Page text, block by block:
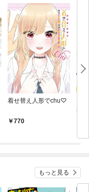
着せ替え人形でchu♡
770
者
もっと見る